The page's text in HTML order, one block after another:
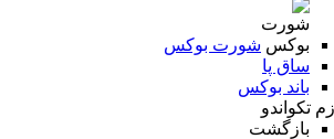
شورت بوکس
ساق پا
باند بوکس
تکواندو
بازگشت